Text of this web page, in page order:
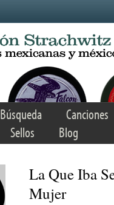
Búsqueda
Canciones
Sellos Blog
La Que Iba
Mujer